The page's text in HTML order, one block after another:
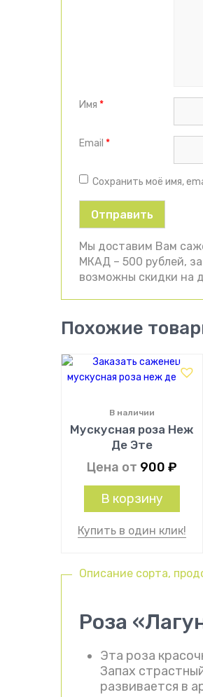
Имя *
Email *
Сохранить моё имя,
Мы доставим Вам
МКАД – 500 рублей,
возможны скидки на
Описание сорта,
Роза
Эта роза
Запах
развивается в
Похожие
Мускусная роза Неж
Де Эте
В наличии
Цена от 900 ₽
В корзину
Купить в один клик!